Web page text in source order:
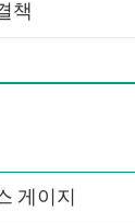
책
게이지